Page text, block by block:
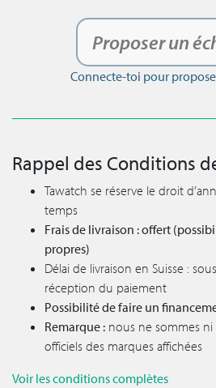
Proposer un
Connecte-toi pour
Rappel des Conditions
Tawatch se réserve le droit
temps
Frais de livraison : offert
propres)
Délai de livraison en Suisse :
réception du paiement
Possibilité de faire un
Remarque : nous ne sommes ni
officiels des marques affichées
Voir les conditions complètes